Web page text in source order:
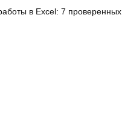
в Excel: 7 проверенных